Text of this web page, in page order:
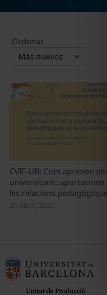
Ordenar
CVIE-UB: Com aprenen
universitaris:
les relacions
24 Abril, 2025